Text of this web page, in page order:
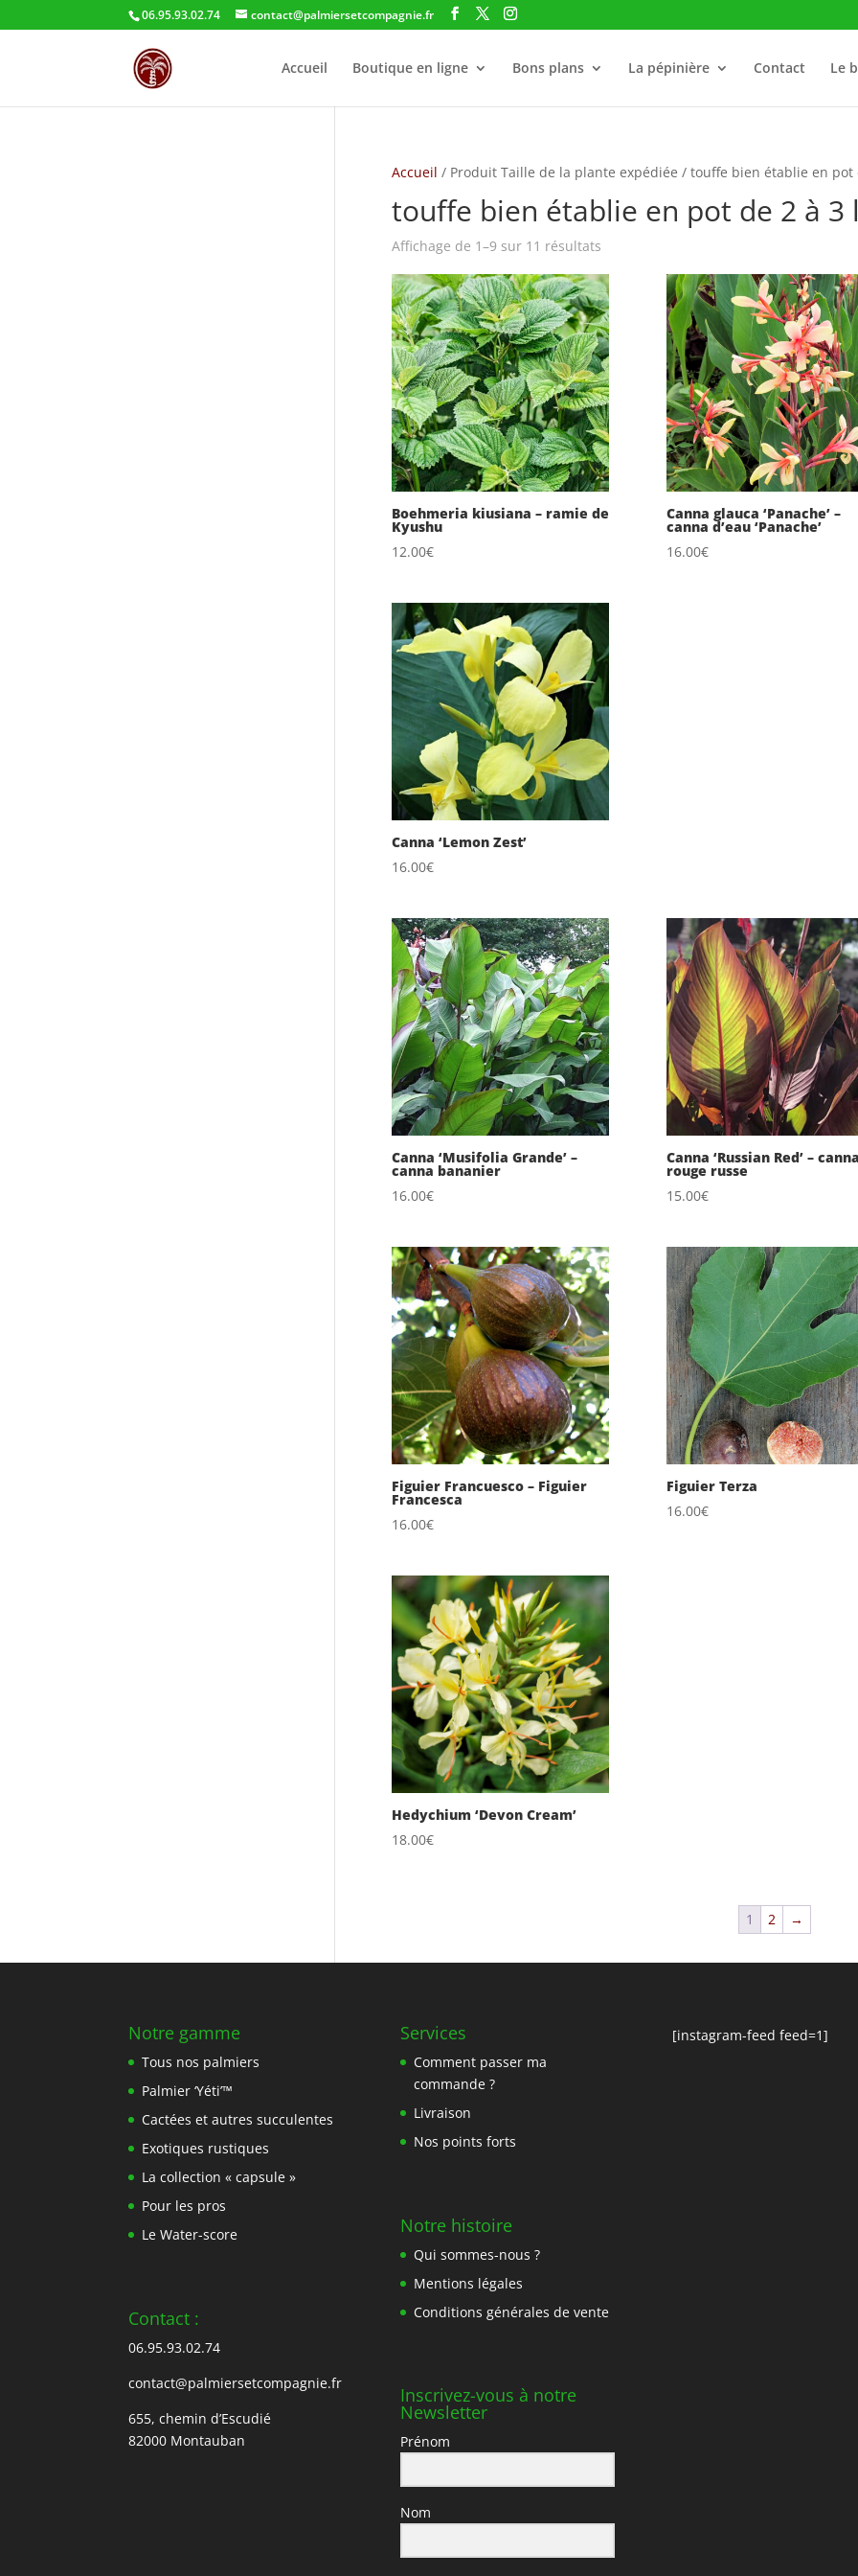
06.95.93.02.74 contact@palmiersetcompagnie.fr
Accueil Boutique en ligne Bons plans La pépinière Contact Le
Accueil / Produit Taille de la plante expédiée / touffe bien établie en pot
touffe bien établie en pot de 2 à 3
Affichage de 1–9 sur 11 résultats
Boehmeria kiusiana – ramie de
Kyushu
12.00€
Canna glauca ‘Panache’ –
canna d’eau ‘Panache’
16.00€
Canna ‘Lemon Zest’
16.00€
Canna ‘Musifolia Grande’ –
canna bananier
16.00€
Canna ‘Russian Red’ –
rouge russe
15.00€
Figuier Francuesco – Figuier
Francesca
16.00€
Figuier Terza
16.00€
Hedychium ‘Devon Cream’
18.00€
1 2 →
Notre gamme
Tous nos palmiers
Palmier ‘Yéti’™
Cactées et autres succulentes
Exotiques rustiques
La collection « capsule »
Pour les pros
Le Water-score
Contact :
06.95.93.02.74
contact@palmiersetcompagnie.fr
655, chemin d’Escudié
82000 Montauban
Services
Comment passer ma
commande ?
Livraison
Nos points forts
Notre histoire
Qui sommes-nous ?
Mentions légales
Conditions générales de vente
Inscrivez-vous à notre
Newsletter
Prénom
Nom
[instagram-feed feed=1]